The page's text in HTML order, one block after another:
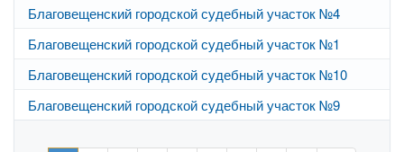
Благовещенский городской судебный участок №4
Благовещенский городской судебный участок №1
Благовещенский городской судебный участок №10
Благовещенский городской судебный участок №9